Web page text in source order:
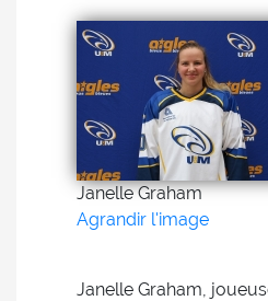
Janelle Graham
Agrandir l'image
Janelle Graham,